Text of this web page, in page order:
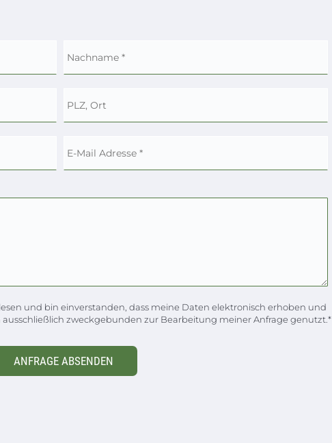
und bin einverstanden, dass meine Daten elektronisch erhoben und
zweckgebunden zur Bearbeitung meiner Anfrage genutzt.*
ANFRAGE ABSENDEN